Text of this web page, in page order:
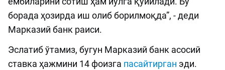
борада ҳозирда иш олиб борилмоқда”, - деди
Марказий банк раиси.
Эслатиб ўтамиз, бугун Марказий банк асосий
ставка ҳажмини 14 фоизга пасайтирган эди.